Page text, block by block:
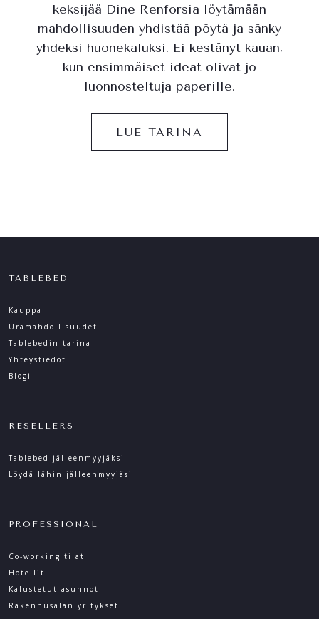
keksijää Dine Renforsia löytämään
mahdollisuuden yhdistää pöytä ja sänky
yhdeksi huonekaluksi. Ei kestänyt kauan,
kun ensimmäiset ideat olivat jo
luonnosteltuja paperille.
LUE TARINA
TABLEBED
Kauppa
Uramahdollisuudet
Tablebedin tarina
Yhteystiedot
Blogi
RESELLERS
Tablebed jälleenmyyjäksi
Löydä lähin jälleenmyyjäsi
PROFESSIONAL
Co-working tilat
Hotellit
Kalustetut asunnot
Rakennusalan yritykset